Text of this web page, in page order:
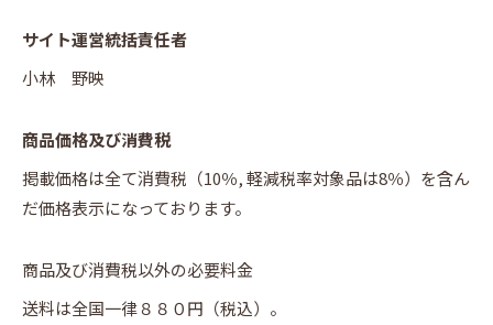
サイト運営統括責任者
小林 野映
商品価格及び消費税
掲載価格は全て消費税（10％, 軽減税率対象品は8％）を含ん
だ価格表示になっております。
商品及び消費税以外の必要料金
送料は全国一律８８０円（税込）。